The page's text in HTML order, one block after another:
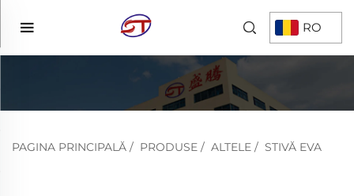
RO
PAGINA PRINCIPALĂ / PRODUSE / ALTELE / STIVĂ EVA